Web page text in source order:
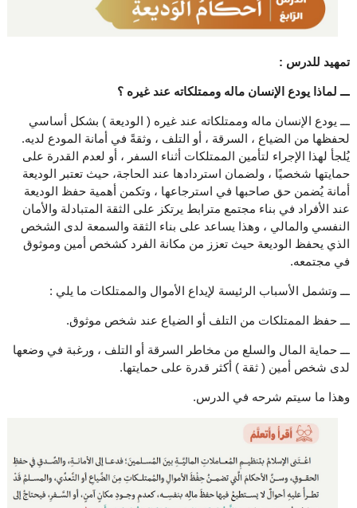
تمهيد للدرس :
ـــ لماذا يودع الإنسان ماله وممتلكاته عند غيره ؟
ـــ يودع الإنسان ماله وممتلكاته عند غيره ( الوديعة ) بشكل أساسي
لحفظها من الضياع ، السرقة ، أو التلف ، وثقةً في أمانة المودع لديه.
يُلجأ لهذا الإجراء لتأمين الممتلكات أثناء السفر ، أو لعدم القدرة على
حمايتها شخصيًا ، ولضمان استردادها عند الحاجة، حيث تعتبر الوديعة
أمانة يُضمن حق صاحبها في استرجاعها ، وتكمن أهمية حفظ الوديعة
عند الأفراد في بناء مجتمع مترابط يرتكز على الثقة المتبادلة والأمان
النفسي والمالي ، وهذا يساعد على بناء الثقة والسمعة لدى الشخص
الذي يحفظ الوديعة حيث تعزز من مكانة الفرد كشخص أمين وموثوق
في مجتمعه.
ـــ وتشمل الأسباب الرئيسة لإيداع الأموال والممتلكات ما يلي :
ـــ حفظ الممتلكات من التلف أو الضياع عند شخص موثوق.
ـــ حماية المال والسلع من مخاطر السرقة أو التلف ، ورغبة في وضعها
لدى شخص أمين ( ثقة ) أكثر قدرة على حمايتها.
وهذا ما سيتم شرحه في الدرس.